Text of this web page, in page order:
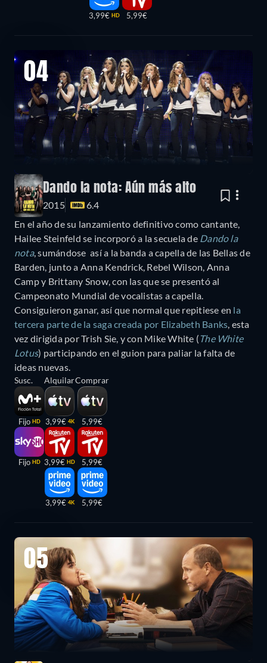
3,99€ HD 5,99€
04
Dando la nota: Aún más alto
2015
6.4
En el año de su lanzamiento definitivo como cantante,
Hailee Steinfeld se incorporó a la secuela de Dando la
nota, sumándose así a la banda a capella de las Bellas de
Barden, junto a Anna Kendrick, Rebel Wilson, Anna
Camp y Brittany Snow, con las que se presentó al
Campeonato Mundial de vocalistas a capella.
Consiguieron ganar, así que normal que repitiese en la
tercera parte de la saga creada por Elizabeth Banks, esta
vez dirigida por Trish Sie, y con Mike White ( The White
Lotus) participando en el guion para paliar la falta de
ideas nuevas.
Susc.
Fijo HD
Fijo HD
Alquilar
3,99€ 4K
3,99€ HD
3,99€ 4K
Comprar
5,99€
5,99€
5,99€
05